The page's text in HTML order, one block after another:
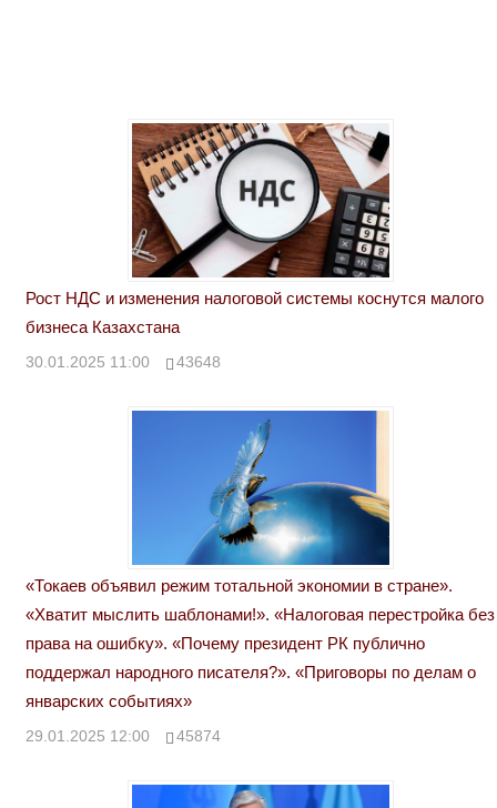
Рост НДС и изменения налоговой системы коснутся малого
бизнеса Казахстана
30.01.2025 11:00 43648
«Токаев объявил режим тотальной экономии в стране».
«Хватит мыслить шаблонами!». «Налоговая перестройка без
права на ошибку». «Почему президент РК публично
поддержал народного писателя?». «Приговоры по делам о
январских событиях»
29.01.2025 12:00 45874